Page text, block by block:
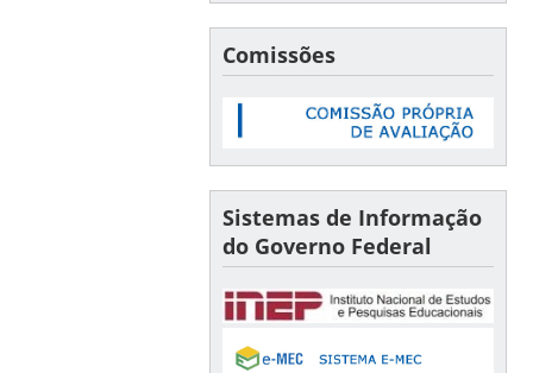
Comissões
Sistemas de Informação
do Governo Federal